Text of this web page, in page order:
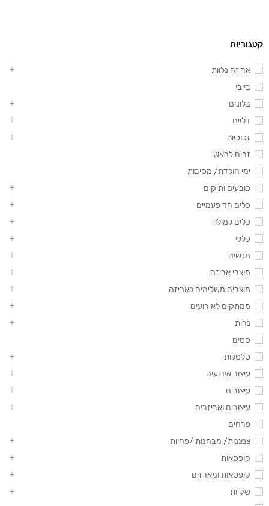
קטגוריות
אריזה נלוות
בייבי
בלונים
דליים
זכוכיות
זרים לראש
ימי הולדת/ מסיבות
כובעים ותיקים
כלים חד פעמיים
כלים למילוי
כללי
מגשים
מוצרי אריזה
מוצרים משלימים לאריזה
ממתקים לאירועים
נרות
סטים
סלסלות
עיצוב אירועים
עיצובים
עיצובים ואביזרים
פרחים
צנצנות/ מבחנות /פחיות
קופסאות
קופסאות ומארזים
שקיות